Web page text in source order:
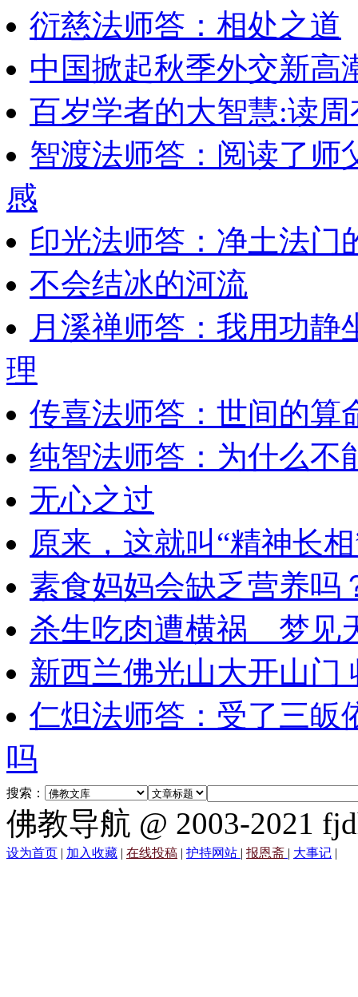
衍慈法师答：相处之道
中国掀起秋季外交新高
百岁学者的大智慧:读
智渡法师答：阅读了师
感
印光法师答：净土法门
不会结冰的河流
月溪禅师答：我用功
理
传喜法师答：世间的算
纯智法师答：为什么不
无心之过
原来，这就叫“精神长
素食妈妈会缺乏营养吗
杀生吃肉遭横祸 梦见
新西兰佛光山大开山门
仁炟法师答：受了三皈
吗
搜索：
佛教导航 @ 2003-2021
设为首页 | 加入收藏 | 在线投稿 | 护持网站 | 报恩斋 | 大事记 |